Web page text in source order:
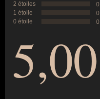
2 étoiles
0
1 étoile
0
0 étoile
0
5,00